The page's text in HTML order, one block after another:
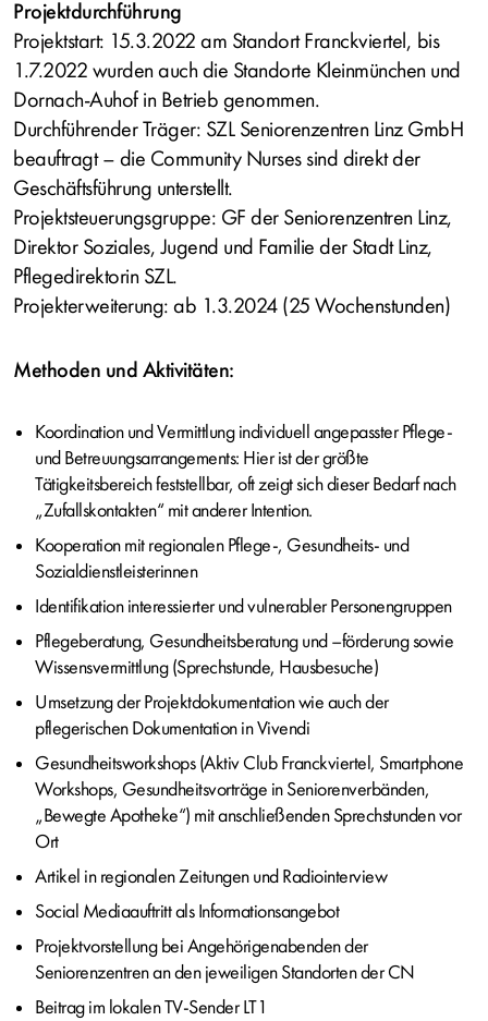
Projektdurchführung
Projektstart: 15.3.2022 am Standort Franckviertel, bis
1.7.2022 wurden auch die Standorte Kleinmünchen und
Dornach-Auhof in Betrieb genommen.
Durchführender Träger: SZL Seniorenzentren Linz GmbH
beauftragt – die Community Nurses sind direkt der
Geschäftsführung unterstellt.
Projektsteuerungsgruppe: GF der Seniorenzentren Linz,
Direktor Soziales, Jugend und Familie der Stadt Linz,
Pflegedirektorin SZL.
Projekterweiterung: ab 1.3.2024 (25 Wochenstunden)
Methoden und Aktivitäten:
Koordination und Vermittlung individuell angepasster Pflege-
und Betreuungsarrangements: Hier ist der größte
Tätigkeitsbereich feststellbar, oft zeigt sich dieser Bedarf nach
„Zufallskontakten“ mit anderer Intention.
Kooperation mit regionalen Pflege-, Gesundheits- und
Sozialdienstleisterinnen
Identifikation interessierter und vulnerabler Personengruppen
Pflegeberatung, Gesundheitsberatung und –förderung sowie
Wissensvermittlung (Sprechstunde, Hausbesuche)
Umsetzung der Projektdokumentation wie auch der
pflegerischen Dokumentation in Vivendi
Gesundheitsworkshops (Aktiv Club Franckviertel, Smartphone
Workshops, Gesundheitsvorträge in Seniorenverbänden,
„Bewegte Apotheke“) mit anschließenden Sprechstunden vor
Ort
Artikel in regionalen Zeitungen und Radiointerview
Social Mediaauftritt als Informationsangebot
Projektvorstellung bei Angehörigenabenden der
Seniorenzentren an den jeweiligen Standorten der CN
Beitrag im lokalen TV-Sender LT1